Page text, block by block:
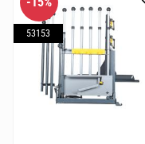
53153